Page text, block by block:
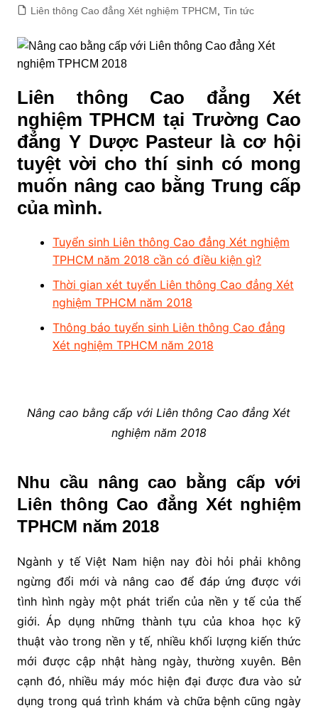
Liên thông Cao đẳng Xét nghiệm TPHCM
Tin tức
Liên thông Cao đẳng Xét
nghiệm TPHCM tại Trường Cao
đẳng Y Dược Pasteur là cơ hội
tuyệt vời cho thí sinh có mong
muốn nâng cao bằng Trung cấp
của mình.
Tuyển sinh Liên thông Cao đẳng Xét nghiệm
TPHCM năm 2018 cần có điều kiện gì?
Thời gian xét tuyển Liên thông Cao đẳng Xét
nghiệm TPHCM năm 2018
Thông báo tuyển sinh Liên thông Cao đẳng
Xét nghiệm TPHCM năm 2018
Nâng cao bằng cấp với Liên thông Cao đẳng Xét
nghiệm năm 2018
Nhu cầu nâng cao bằng cấp với
Liên thông Cao đẳng Xét nghiệm
TPHCM năm 2018
Ngành y tế Việt Nam hiện nay đòi hỏi phải không
ngừng đổi mới và nâng cao để đáp ứng được với
tình hình ngày một phát triển của nền y tế của thế
giới. Áp dụng những thành tựu của khoa học kỹ
thuật vào trong nền y tế, nhiều khối lượng kiến thức
mới được cập nhật hàng ngày, thường xuyên. Bên
cạnh đó, nhiều máy móc hiện đại được đưa vào sử
dụng trong quá trình khám và chữa bệnh cũng ngày